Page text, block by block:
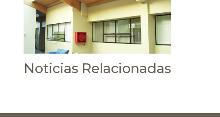
Noticias Relacionadas